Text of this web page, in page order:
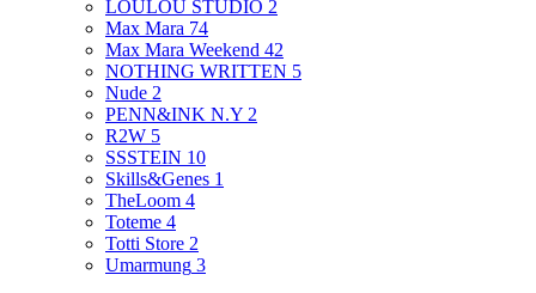
LOULOU STUDIO 2
Max Mara 74
Max Mara Weekend 42
NOTHING WRITTEN 5
Nude 2
PENN&INK N.Y 2
R2W 5
SSSTEIN 10
Skills&Genes 1
TheLoom 4
Toteme 4
Totti Store 2
Umarmung 3